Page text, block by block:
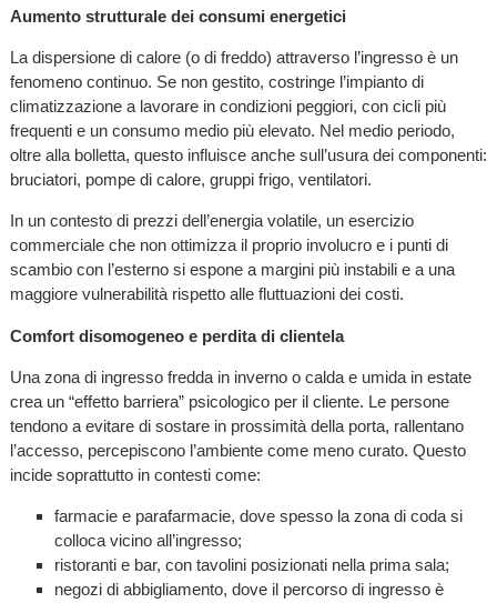
Aumento strutturale dei consumi energetici
La dispersione di calore (o di freddo) attraverso l’ingresso è un
fenomeno continuo. Se non gestito, costringe l’impianto di
climatizzazione a lavorare in condizioni peggiori, con cicli più
frequenti e un consumo medio più elevato. Nel medio periodo,
oltre alla bolletta, questo influisce anche sull’usura dei componenti:
bruciatori, pompe di calore, gruppi frigo, ventilatori.
In un contesto di prezzi dell’energia volatile, un esercizio
commerciale che non ottimizza il proprio involucro e i punti di
scambio con l’esterno si espone a margini più instabili e a una
maggiore vulnerabilità rispetto alle fluttuazioni dei costi.
Comfort disomogeneo e perdita di clientela
Una zona di ingresso fredda in inverno o calda e umida in estate
crea un “effetto barriera” psicologico per il cliente. Le persone
tendono a evitare di sostare in prossimità della porta, rallentano
l’accesso, percepiscono l’ambiente come meno curato. Questo
incide soprattutto in contesti come:
farmacie e parafarmacie, dove spesso la zona di coda si
colloca vicino all’ingresso;
ristoranti e bar, con tavolini posizionati nella prima sala;
negozi di abbigliamento, dove il percorso di ingresso è